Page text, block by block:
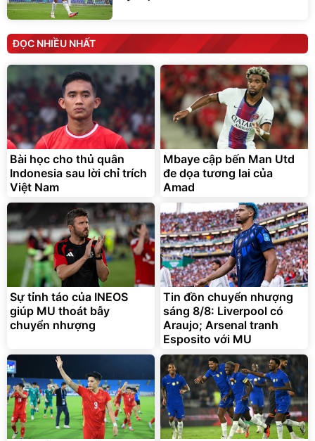
ĐỌC NHIỀU NHẤT
Bài học cho thủ quân
Indonesia sau lời chỉ trích
Việt Nam
Mbaye cập bến Man Utd
đe dọa tương lai của
Amad
Sự tỉnh táo của INEOS
giúp MU thoát bẫy
chuyển nhượng
Tin đồn chuyển nhượng
sáng 8/8: Liverpool có
Araujo; Arsenal tranh
Esposito với MU